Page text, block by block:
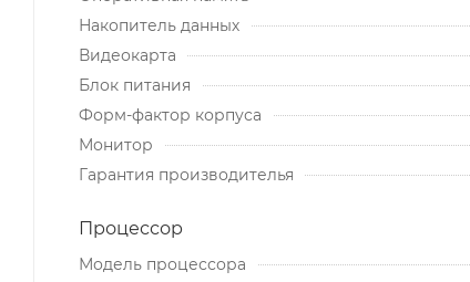
Накопитель данных
Видеокарта
Блок питания
Форм-фактор корпуса
Монитор
Гарантия производителья
Процессор
Модель процессора